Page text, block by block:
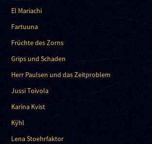
El Mariachi
Fartuuna
Früchte des Zorns
Grips und Schaden
Herr Paulsen und das Zeitproblem
Jussi Toivola
Karina Kvist
Kÿhl
Lena Stoehrfaktor